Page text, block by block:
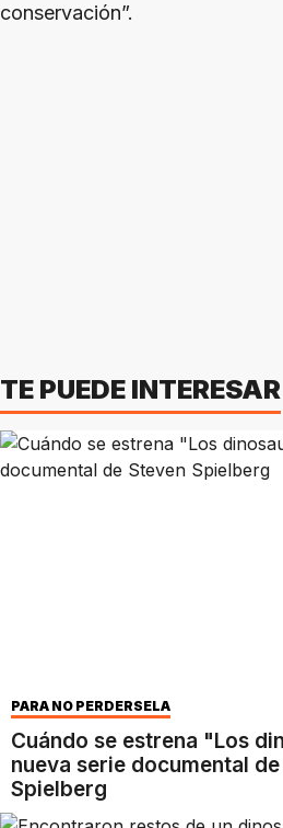
conservación”.
TE PUEDE INTERESAR
PARA NO PERDERSELA
Cuándo se estrena "Los
nueva serie documental
Spielberg